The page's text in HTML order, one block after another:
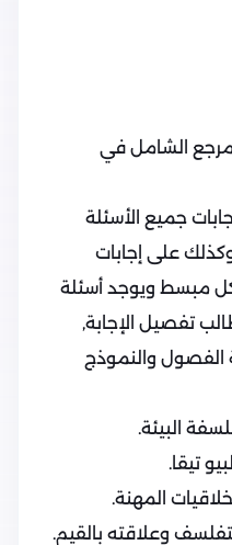
الشامل في
جميع الأسئلة
وكذلك على إجابات
مبسط ويوجد أسئلة
تفصيل الإجابة,
الفصول والنموذج
البيئة.
تيقا.
المهنة.
وعلاقته بالقيم.